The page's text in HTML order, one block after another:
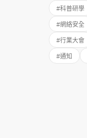
#科普研學
#網絡安全
#行業大會
#通知